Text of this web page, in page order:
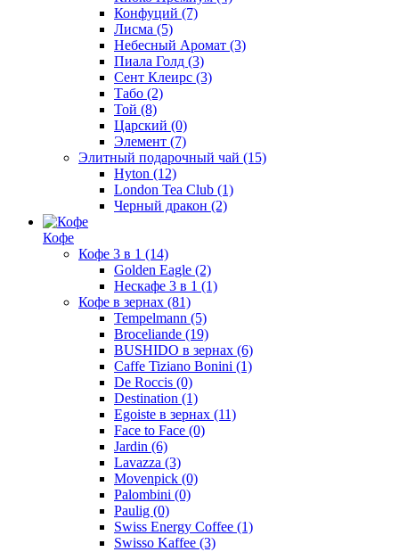
Конфуций (7)
Лисма (5)
Небесный Аромат (3)
Пиала Голд (3)
Сент Клеирс (3)
Табо (2)
Той (8)
Царский (0)
Элемент (7)
Элитный подарочный чай (15)
Hyton (12)
London Tea Club (1)
Черный дракон (2)
Кофе
Кофе 3 в 1 (14)
Golden Eagle (2)
Нескафе 3 в 1 (1)
Кофе в зернах (81)
Tempelmann (5)
Broceliande (19)
BUSHIDO в зернах (6)
Caffe Tiziano Bonini (1)
De Roccis (0)
Destination (1)
Egoiste в зернах (11)
Face to Face (0)
Jardin (6)
Lavazza (3)
Movenpick (0)
Palombini (0)
Paulig (0)
Swiss Energy Coffee (1)
Swisso Kaffee (3)